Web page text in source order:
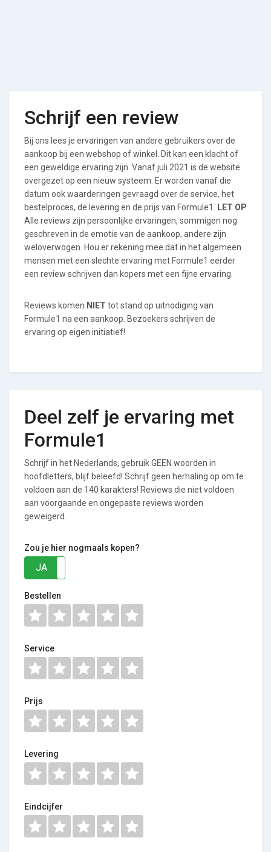
Schrijf een review
Bij ons lees je ervaringen van andere gebruikers over de
aankoop bij een webshop of winkel. Dit kan een klacht of
een geweldige ervaring zijn. Vanaf juli 2021 is de website
overgezet op een nieuw systeem. Er worden vanaf die
datum ook waarderingen gevraagd over de service, het
bestelproces, de levering en de prijs van Formule1.
LET OP
Alle reviews zijn persoonlijke ervaringen, sommigen nog
geschreven in de emotie van de aankoop, andere zijn
weloverwogen. Hou er rekening mee dat in het algemeen
mensen met een slechte ervaring met Formule1 eerder
een review schrijven dan kopers met een fijne ervaring.
Reviews komen NIET tot stand op uitnodiging van
Formule1 na een aankoop. Bezoekers schrijven de
ervaring op eigen initiatief!
Deel zelf je ervaring met
Formule1
Schrijf in het Nederlands, gebruik GEEN woorden in
hoofdletters, blijf beleefd! Schrijf geen herhaling op om te
voldoen aan de 140 karakters! Reviews die niet voldoen
aan voorgaande en ongepaste reviews worden
geweigerd.
Zou je hier nogmaals kopen?
JA
Bestellen
Service
Prijs
Levering
Eindcijfer